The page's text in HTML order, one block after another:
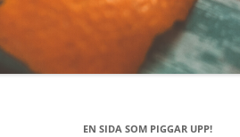
EN SIDA SOM PIGGAR UPP!